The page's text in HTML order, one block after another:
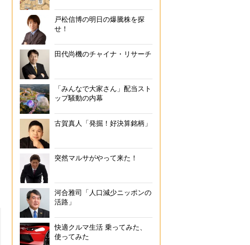
戸松信博の明日の爆騰株を探
せ！
田代尚機のチャイナ・リサーチ
「みんなで大家さん」配当スト
ップ騒動の内幕
古賀真人「発掘！好決算銘柄」
突然マルサがやって来た！
河合雅司「人口減少ニッポンの
活路」
快適クルマ生活 乗ってみた、
使ってみた